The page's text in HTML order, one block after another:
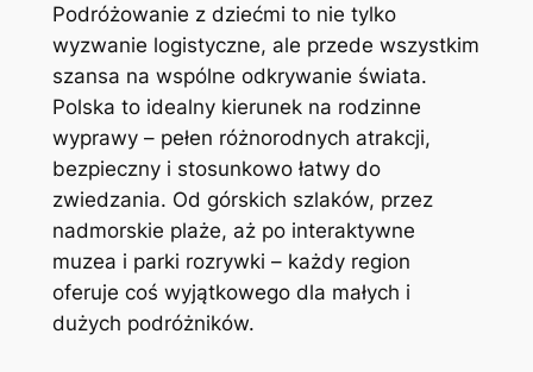
Podróżowanie z dziećmi to nie tylko
wyzwanie logistyczne, ale przede wszystkim
szansa na wspólne odkrywanie świata.
Polska to idealny kierunek na rodzinne
wyprawy – pełen różnorodnych atrakcji,
bezpieczny i stosunkowo łatwy do
zwiedzania. Od górskich szlaków, przez
nadmorskie plaże, aż po interaktywne
muzea i parki rozrywki – każdy region
oferuje coś wyjątkowego dla małych i
dużych podróżników.